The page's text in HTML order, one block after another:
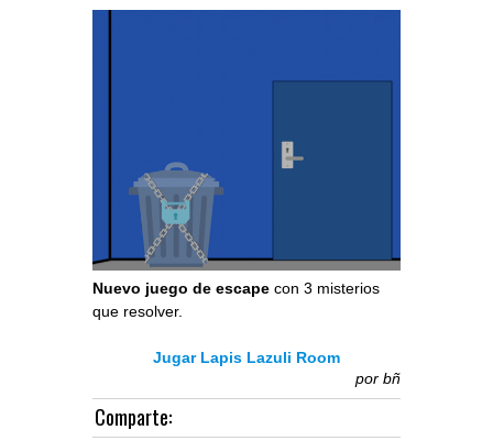
Nuevo juego de escape con 3 misterios
que resolver.
Jugar Lapis Lazuli Room
por bñ
Comparte: